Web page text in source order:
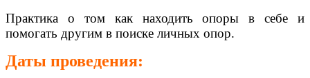
Практика о том как находить опоры в себе и
помогать другим в поиске личных опор.
Даты проведения: